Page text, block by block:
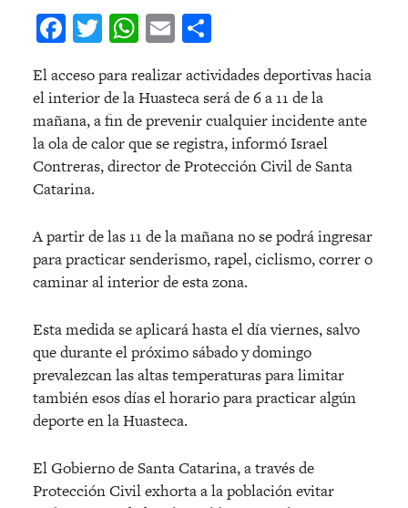
Facebook
Twitter
WhatsApp
Email
El acceso para realizar actividades deportivas hacia
el interior de la Huasteca será de 6 a 11 de la
mañana, a fin de prevenir cualquier incidente ante
la ola de calor que se registra, informó Israel
Contreras, director de Protección Civil de Santa
Catarina.
A partir de las 11 de la mañana no se podrá ingresar
para practicar senderismo, rapel, ciclismo, correr o
caminar al interior de esta zona.
Esta medida se aplicará hasta el día viernes, salvo
que durante el próximo sábado y domingo
prevalezcan las altas temperaturas para limitar
también esos días el horario para practicar algún
deporte en la Huasteca.
El Gobierno de Santa Catarina, a través de
Protección Civil exhorta a la población evitar